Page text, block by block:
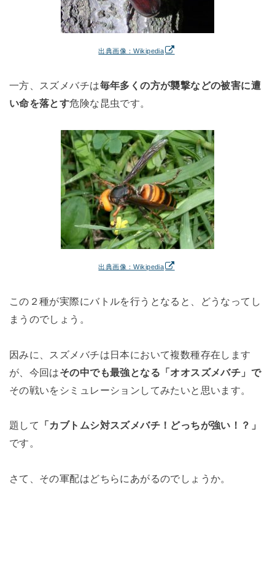
出典画像：Wikipedia
一方、スズメバチは毎年多くの方が襲撃などの被害に遭
い命を落とす危険な昆虫です。
出典画像：Wikipedia
この２種が実際にバトルを行うとなると、どうなってし
まうのでしょう。
因みに、スズメバチは日本において複数種存在します
が、今回はその中でも最強となる「オオスズメバチ」で
その戦いをシミュレーションしてみたいと思います。
題して
「カブトムシ対スズメバチ！どっちが強い！？」
です。
さて、その軍配はどちらにあがるのでしょうか。